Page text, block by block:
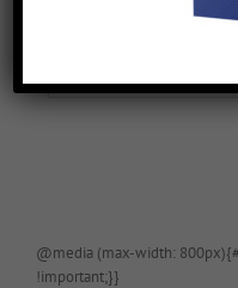
@media (max-width:
!important;}}